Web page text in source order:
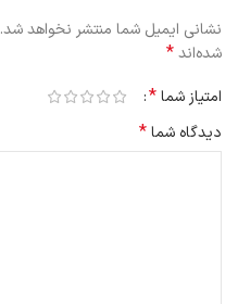
نشانی ایمیل شما منتشر نخواهد شد.
شده‌اند*
امتیاز شما*
دیدگاه شما*